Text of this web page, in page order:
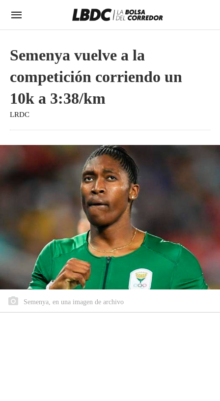
Semenya vuelve a la
competición corriendo un
10k a 3:38/km
LRDC
Semenya, en una imagen de archivo